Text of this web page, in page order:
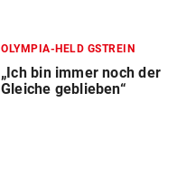
OLYMPIA-HELD GSTREIN
„Ich bin immer noch der
Gleiche geblieben“